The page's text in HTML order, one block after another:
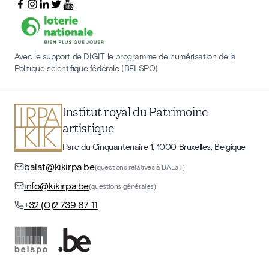
Avec le support de DIGIT, le programme de numérisation de la
Politique scientifique fédérale (BELSPO)
Institut royal du Patrimoine
artistique
Parc du Cinquantenaire 1, 1000 Bruxelles, Belgique
balat@kikirpa.be(questions relatives à BALaT)
info@kikirpa.be(questions générales)
+32 (0)2 739 67 11